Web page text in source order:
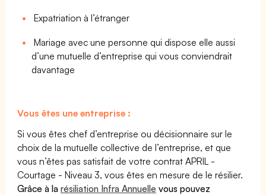
Expatriation à l’étranger
Mariage avec une personne qui dispose elle aussi
d’une mutuelle d’entreprise qui vous conviendrait
davantage
Vous êtes une entreprise :
Si vous êtes chef d’entreprise ou décisionnaire sur le
choix de la mutuelle collective de l’entreprise, et que
vous n’êtes pas satisfait de votre contrat APRIL -
Courtage - Niveau 3, vous êtes en mesure de le résilier.
Grâce à larésiliation Infra Annuelle vous pouvez